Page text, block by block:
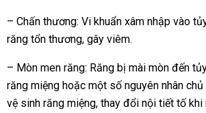
– Chấn thương: Vi khuẩn xâm nhập vào
răng tổn thương, gây viêm.
– Mòn men răng: Răng bị mài mòn đến
răng miệng hoặc một số nguyên nhân
vệ sinh răng miệng, thay đổi nội tiết tố khi